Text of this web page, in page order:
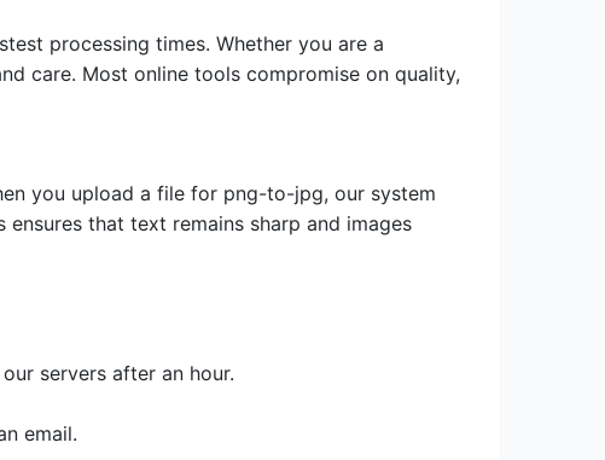
processing times. Whether you are a
care. Most online tools compromise on quality,
you upload a file for png-to-jpg, our system
that text remains sharp and images
servers after an hour.
email.